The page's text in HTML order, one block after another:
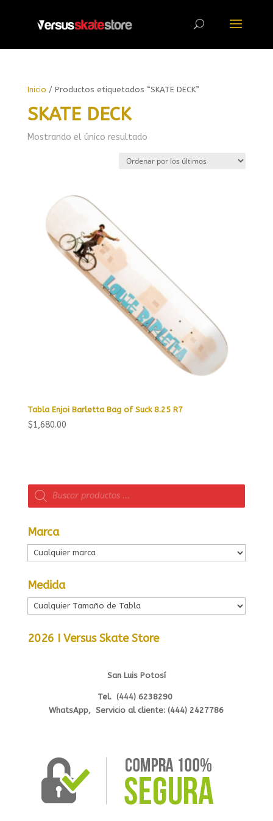
Inicio / Productos etiquetados “SKATE DECK”
SKATE DECK
Mostrando el único resultado
Tabla Enjoi Barletta Bag of Suck 8.25 R7
$1,680.00
Búsqueda
de
productos
Marca
Medida
2026 I Versus Skate Store
San Luis Potosí
Tel. (444) 6238290
WhatsApp, Servicio al cliente: (444) 2427786